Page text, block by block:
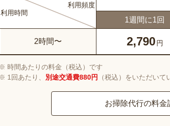
利用時間
利用頻度
1週間に1回
2時間〜 2,790 円
時間あたりの料金（税込）です
1回あたり、 別途交通費880円 （税込）をいただいて
お掃除代行の料金